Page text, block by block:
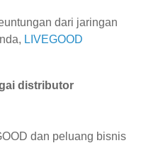
dari jaringan
LIVEGOOD
distributor
dan peluang bisnis